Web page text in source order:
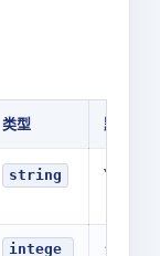
类型 默认值
string
intege
1